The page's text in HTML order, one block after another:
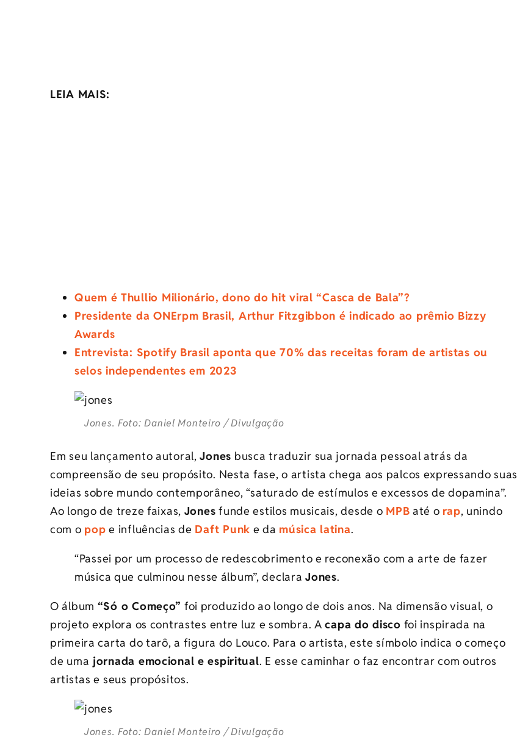
LEIA MAIS:
Quem é Thullio Milionário, dono do hit viral “Casca de Bala”?
Presidente da ONErpm Brasil, Arthur Fitzgibbon é indicado ao prêmio Bizzy
Awards
Entrevista: Spotify Brasil aponta que 70% das receitas foram de artistas ou
selos independentes em 2023
Jones. Foto: Daniel Monteiro / Divulgação
Em seu lançamento autoral,Jones busca traduzir sua jornada pessoal atrás da
compreensão de seu propósito. Nesta fase, o artista chega aos palcos expressando suas
ideias sobre mundo contemporâneo, “saturado de estímulos e excessos de dopamina”.
Ao longo de treze faixas, Jones funde estilos musicais, desde o MPB até o rap, unindo
com o pop e influências de Daft Punk e da música latina.
“Passei por um processo de redescobrimento e reconexão com a arte de fazer
música que culminou nesse álbum”, declaraJones.
O álbum “Só o Começo” foi produzido ao longo de dois anos. Na dimensão visual, o
projeto explora os contrastes entre luz e sombra. Acapa do disco foi inspirada na
primeira carta do tarô, a figura do Louco. Para o artista, este símbolo indica o começo
de uma jornada emocional e espiritual. E esse caminhar o faz encontrar com outros
artistas e seus propósitos.
Jones. Foto: Daniel Monteiro / Divulgação